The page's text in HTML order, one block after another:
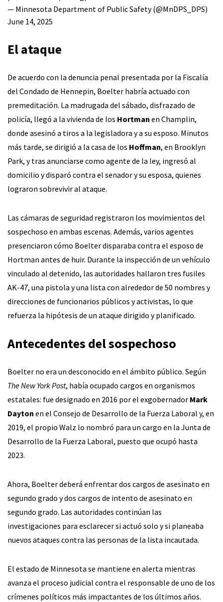
— Minnesota Department of Public Safety (@MnDPS_DPS)
June 14, 2025
El ataque
De acuerdo con la denuncia penal presentada por la Fiscalía
del Condado de Hennepin, Boelter habría actuado con
premeditación. La madrugada del sábado, disfrazado de
policía, llegó a la vivienda de los Hortman en Champlin,
donde asesinó a tiros a la legisladora y a su esposo. Minutos
más tarde, se dirigió a la casa de los Hoffman, en Brooklyn
Park, y tras anunciarse como agente de la ley, ingresó al
domicilio y disparó contra el senador y su esposa, quienes
lograron sobrevivir al ataque.
Las cámaras de seguridad registraron los movimientos del
sospechoso en ambas escenas. Además, varios agentes
presenciaron cómo Boelter disparaba contra el esposo de
Hortman antes de huir. Durante la inspección de un vehículo
vinculado al detenido, las autoridades hallaron tres fusiles
AK-47, una pistola y una lista con alrededor de 50 nombres y
direcciones de funcionarios públicos y activistas, lo que
refuerza la hipótesis de un ataque dirigido y planificado.
Antecedentes del sospechoso
Boelter no era un desconocido en el ámbito público. Según
The New York Post, había ocupado cargos en organismos
estatales: fue designado en 2016 por el exgobernador Mark
Dayton en el Consejo de Desarrollo de la Fuerza Laboral y, en
2019, el propio Walz lo nombró para un cargo en la Junta de
Desarrollo de la Fuerza Laboral, puesto que ocupó hasta
2023.
Ahora, Boelter deberá enfrentar dos cargos de asesinato en
segundo grado y dos cargos de intento de asesinato en
segundo grado. Las autoridades continúan las
investigaciones para esclarecer si actuó solo y si planeaba
nuevos ataques contra las personas de la lista incautada.
El estado de Minnesota se mantiene en alerta mientras
avanza el proceso judicial contra el responsable de uno de los
crímenes políticos más impactantes de los últimos años.